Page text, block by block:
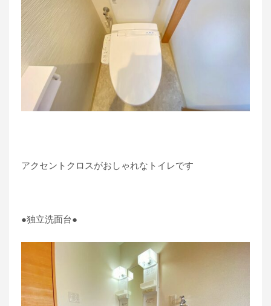
アクセントクロスがおしゃれなトイレです
●独立洗面台●